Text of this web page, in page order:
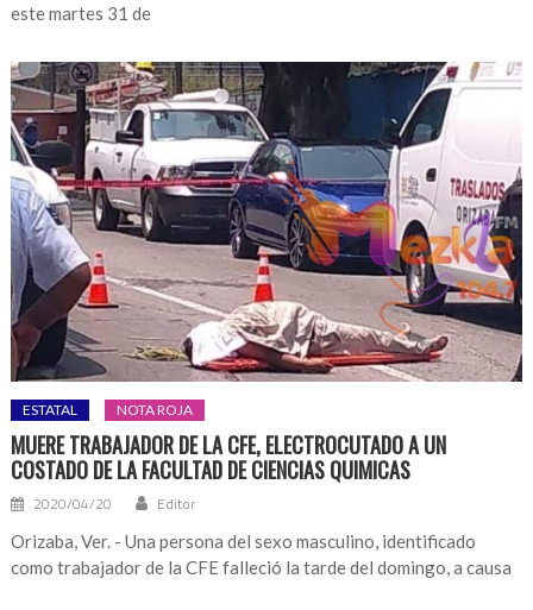
este martes 31 de
ESTATAL NOTA ROJA
MUERE TRABAJADOR DE LA CFE, ELECTROCUTADO A UN
COSTADO DE LA FACULTAD DE CIENCIAS QUIMICAS
2020/04/20 Editor
Orizaba, Ver. - Una persona del sexo masculino, identificado
como trabajador de la CFE falleció la tarde del domingo, a causa